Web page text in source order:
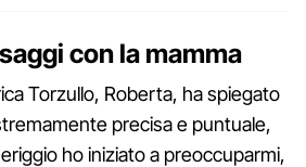
con la mamma
Torzullo, Roberta, ha spiegato
precisa e puntuale,
ho iniziato a preoccuparmi,